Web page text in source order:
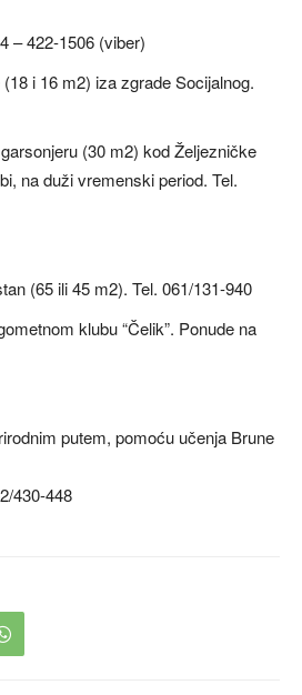
– 422-1506 (viber)
i 16 m2) iza zgrade Socijalnog.
(30 m2) kod Željezničke
na duži vremenski period. Tel.
(65 ili 45 m2). Tel. 061/131-940
klubu “Čelik”. Ponude na
putem, pomoću učenja Brune
430-448